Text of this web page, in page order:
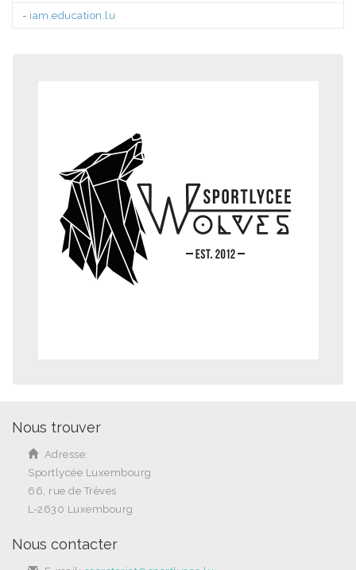
- iam.education.lu
Nous trouver
Adresse:
Sportlycée Luxembourg
66, rue de Trèves
L-2630 Luxembourg
Nous contacter